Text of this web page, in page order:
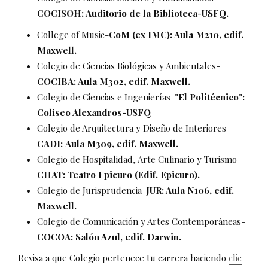
COCISOH: Auditorio de la Biblioteca-USFQ.
College of Music-CoM (ex IMC): Aula M210, edif.
Maxwell.
Colegio de Ciencias Biológicas y Ambientales-
COCIBA: Aula M302, edif. Maxwell.
Colegio de Ciencias e Ingenierías-"El Politécnico":
Coliseo Alexandros-USFQ
Colegio de Arquitectura y Diseño de Interiores-
CADI: Aula M309, edif. Maxwell.
Colegio de Hospitalidad, Arte Culinario y Turismo-
CHAT: Teatro Epicuro (Edif. Epicuro).
Colegio de Jurisprudencia-JUR: Aula N106, edif.
Maxwell.
Colegio de Comunicación y Artes Contemporáneas-
COCOA: Salón Azul, edif. Darwin.
Revisa a que Colegio pertenece tu carrera haciendo clic